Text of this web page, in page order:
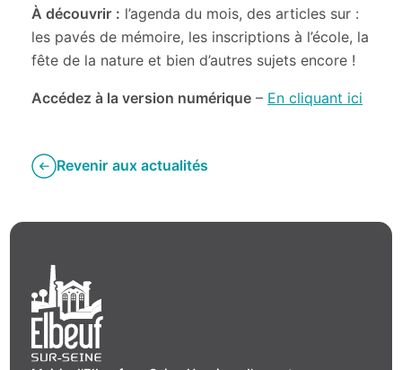
À découvrir : l’agenda du mois, des articles sur :
les pavés de mémoire, les inscriptions à l’école, la
fête de la nature et bien d’autres sujets encore !
Accédez à la version numérique – En cliquant ici
Revenir aux actualités